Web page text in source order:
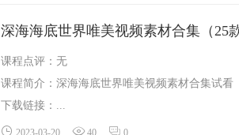
深海海底世界唯美视频素材合集（25款
课程点评：无
课程简介：深海海底世界唯美视频素材合集试看
下载链接：...
2023-03-20 40 0